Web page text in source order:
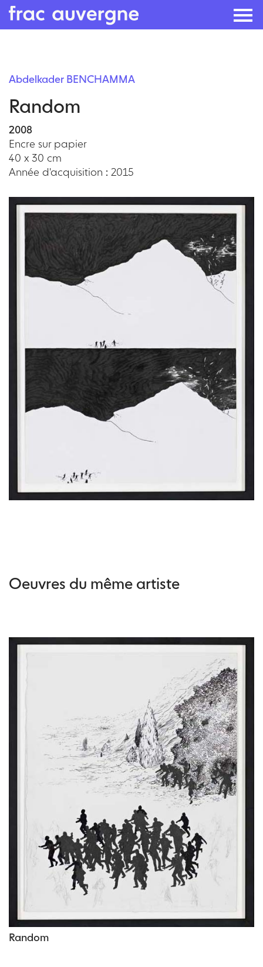
content
Abdelkader BENCHAMMA
Random
2008
Encre sur papier
40 x 30 cm
Année d'acquisition : 2015
Oeuvres du même artiste
Random